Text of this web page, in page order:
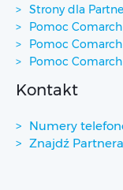
Strony dla
Pomoc
Pomoc
Pomoc
Kontakt
Numery
Znajdź